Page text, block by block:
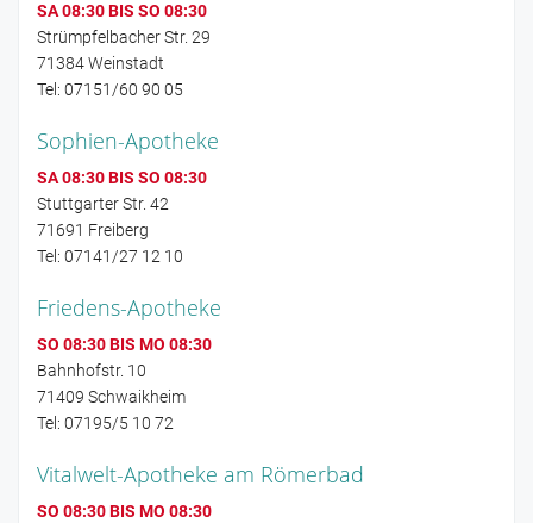
SA 08:30 BIS SO 08:30
Strümpfelbacher Str. 29
71384 Weinstadt
Tel: 07151/60 90 05
Sophien-Apotheke
SA 08:30 BIS SO 08:30
Stuttgarter Str. 42
71691 Freiberg
Tel: 07141/27 12 10
Friedens-Apotheke
SO 08:30 BIS MO 08:30
Bahnhofstr. 10
71409 Schwaikheim
Tel: 07195/5 10 72
Vitalwelt-Apotheke am Römerbad
SO 08:30 BIS MO 08:30